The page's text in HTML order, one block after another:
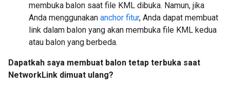
membuka balon saat file KML dibuka. Namun, jika
Anda menggunakan anchor fitur, Anda dapat membuat
link dalam balon yang akan membuka file KML kedua
atau balon yang berbeda.
Dapatkah saya membuat balon tetap terbuka saat
NetworkLink dimuat ulang?